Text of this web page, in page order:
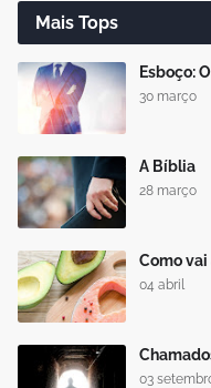
Mais Tops
Esboço:
30 março
A Bíblia
28 março
Como vai
04 abril
03